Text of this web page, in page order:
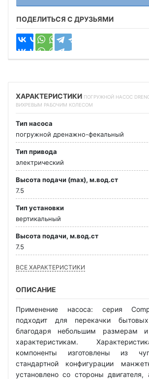
ПОДЕЛИТЬСЯ С ДРУЗЬЯМИ
ХАРАКТЕРИСТИКИ ПОГРУЖНОЙ НАСОС DRENO
ВИХРЕВЫМ РАБОЧИМ КОЛЕСОМ
Тип насоса
погружной дренажно-фекальный
Тип привода
электрический
Высота подачи (max), м.вод.ст
7.5
Тип установки
вертикальный
Высота подачи, м.вод.ст
7.5
ВСЕ ХАРАКТЕРИСТИКИ
ОПИСАНИЕ
Применение насоса: серия
подходит для перекачки
благодаря небольшим размерам
характеристикам.
компоненты изготовлены из
стандартной конфигурации
установлено со стороны двигателя,